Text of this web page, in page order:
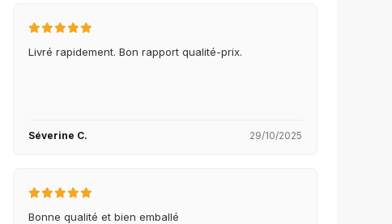
Livré rapidement. Bon rapport qualité-prix.
Séverine C. 29/10/2025
Bonne qualité et bien emballé